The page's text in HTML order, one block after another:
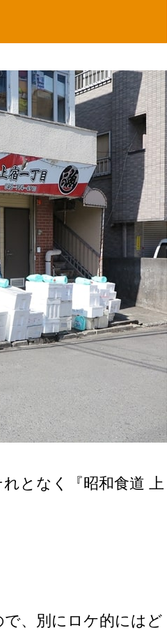
となく『昭和食道 上
、別にロケ的にはど